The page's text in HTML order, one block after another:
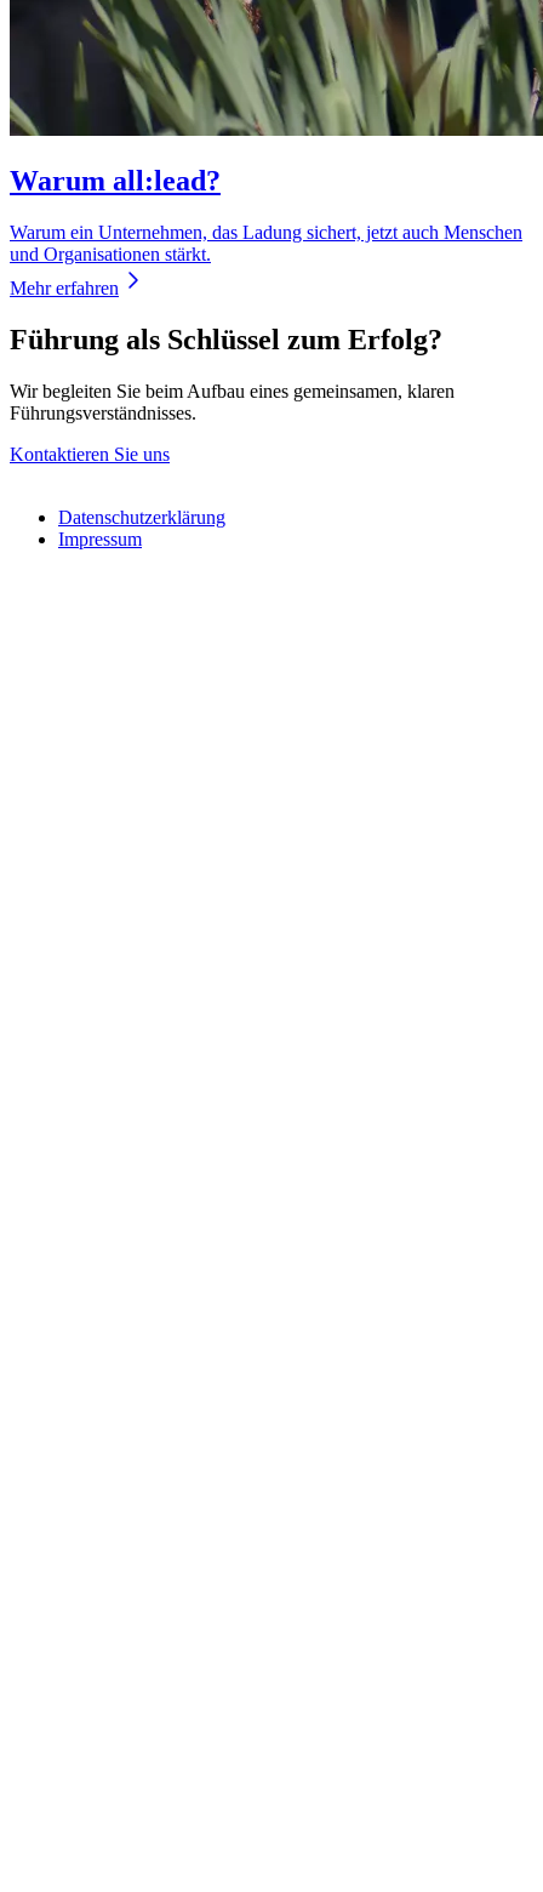
Warum all:lead?
Warum ein Unternehmen, das Ladung sichert, jetzt auch Menschen
und Organisationen stärkt.
Mehr erfahren
Führung als Schlüssel zum Erfolg?
Wir begleiten Sie beim Aufbau eines gemeinsamen, klaren
Führungsverständnisses.
Kontaktieren Sie uns
Datenschutzerklärung
Impressum